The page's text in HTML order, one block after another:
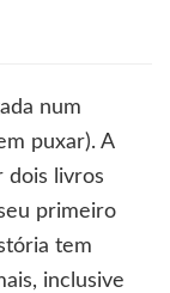
num
puxar). A
dois livros
primeiro
tem
inclusive